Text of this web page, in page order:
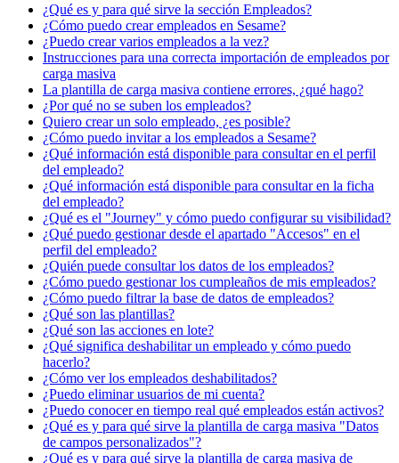
¿Qué es y para qué sirve la sección Empleados?
¿Cómo puedo crear empleados en Sesame?
¿Puedo crear varios empleados a la vez?
Instrucciones para una correcta importación de empleados por
carga masiva
La plantilla de carga masiva contiene errores, ¿qué hago?
¿Por qué no se suben los empleados?
Quiero crear un solo empleado, ¿es posible?
¿Cómo puedo invitar a los empleados a Sesame?
¿Qué información está disponible para consultar en el perfil
del empleado?
¿Qué información está disponible para consultar en la ficha
del empleado?
¿Qué es el "Journey" y cómo puedo configurar su visibilidad?
¿Qué puedo gestionar desde el apartado "Accesos" en el
perfil del empleado?
¿Quién puede consultar los datos de los empleados?
¿Cómo puedo gestionar los cumpleaños de mis empleados?
¿Cómo puedo filtrar la base de datos de empleados?
¿Qué son las plantillas?
¿Qué son las acciones en lote?
¿Qué significa deshabilitar un empleado y cómo puedo
hacerlo?
¿Cómo ver los empleados deshabilitados?
¿Puedo eliminar usuarios de mi cuenta?
¿Puedo conocer en tiempo real qué empleados están activos?
¿Qué es y para qué sirve la plantilla de carga masiva "Datos
de campos personalizados"?
¿Qué es y para qué sirve la plantilla de carga masiva de